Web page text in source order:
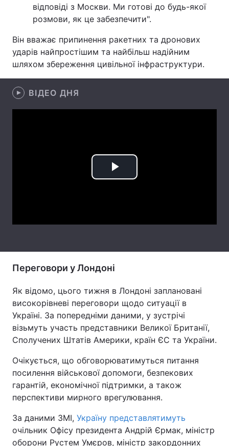
Відео з Youtube Статті
Інтерв'ю Думки
Архів Вакансії
Контакти
Послуги
відповіді з Москви. Ми готові до будь-якої
розмови, як це забезпечити".
Він вважає припинення ракетних та дронових
ударів найпростішим та найбільш надійним
шляхом збереження цивільної інфраструктури.
ВІДЕО ДНЯ
Play
Переговори у Лондоні
Як відомо, цього тижня в Лондоні заплановані
високорівневі переговори щодо ситуації в
Україні. За попередніми даними, у зустрічі
візьмуть участь представники Великої Британії,
Сполучених Штатів Америки, країн ЄС та України.
Очікується, що обговорюватимуться питання
посилення військової допомоги, безпекових
гарантій, економічної підтримки, а також
перспективи мирного врегулювання.
За даними ЗМІ, Україну представлятимуть
очільник Офісу президента Андрій Єрмак, міністр
оборони Рустем Умєров, міністр закордонних